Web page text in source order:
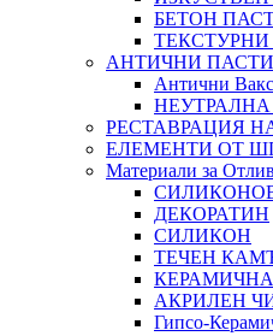
БЕТОН
АНТИЧНИ
Антични
РЕСТАВРАЦИЯ
ЕЛЕМЕНТИ ОТ
Материали за
ДЕКОРАТИН
СИЛИКОН
ТЕЧЕН
КЕРАМИЧНА
АКРИЛЕН
Гипсо-